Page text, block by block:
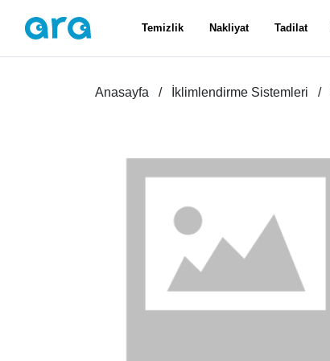
Temizlik Nakliyat Tadilat
Anasayfa İklimlendirme Sistemleri